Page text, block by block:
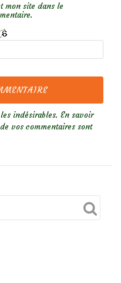
mon site dans le
indésirables. En savoir
vos commentaires sont